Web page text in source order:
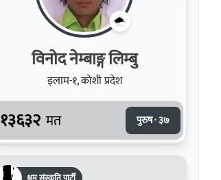
विनोद नेम्बाङ्ग लिम्बु
इलाम-१, कोशी प्रदेश
१३६३२ मत पुरुष · ३७